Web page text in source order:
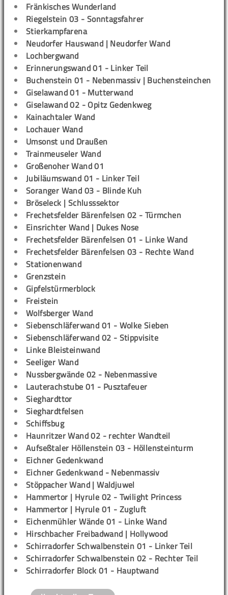
Fränkisches Wunderland
Riegelstein 03 - Sonntagsfahrer
Stierkampfarena
Neudorfer Hauswand | Neudorfer Wand
Lochbergwand
Erinnerungswand 01 - Linker Teil
Buchenstein 01 - Nebenmassiv | Buchensteinchen
Giselawand 01 - Mutterwand
Giselawand 02 - Opitz Gedenkweg
Kainachtaler Wand
Lochauer Wand
Umsonst und Draußen
Trainmeuseler Wand
Großenoher Wand 01
Jubiläumswand 01 - Linker Teil
Soranger Wand 03 - Blinde Kuh
Bröseleck | Schlusssektor
Frechetsfelder Bärenfelsen 02 - Türmchen
Einsrichter Wand | Dukes Nose
Frechetsfelder Bärenfelsen 01 - Linke Wand
Frechetsfelder Bärenfelsen 03 - Rechte Wand
Stationenwand
Grenzstein
Gipfelstürmerblock
Freistein
Wolfsberger Wand
Siebenschläferwand 01 - Wolke Sieben
Siebenschläferwand 02 - Stippvisite
Linke Bleisteinwand
Seeliger Wand
Nussbergwände 02 - Nebenmassive
Lauterachstube 01 - Pusztafeuer
Sieghardttor
Sieghardtfelsen
Schiffsbug
Haunritzer Wand 02 - rechter Wandteil
Aufseßtaler Höllenstein 03 - Höllensteinturm
Eichner Gedenkwand
Eichner Gedenkwand - Nebenmassiv
Stöppacher Wand | Waldjuwel
Hammertor | Hyrule 02 - Twilight Princess
Hammertor | Hyrule 01 - Zugluft
Eichenmühler Wände 01 - Linke Wand
Hirschbacher Freibadwand | Hollywood
Schirradorfer Schwalbenstein 01 - Linker Teil
Schirradorfer Schwalbenstein 02 - Rechter Teil
Schirradorfer Block 01 - Hauptwand